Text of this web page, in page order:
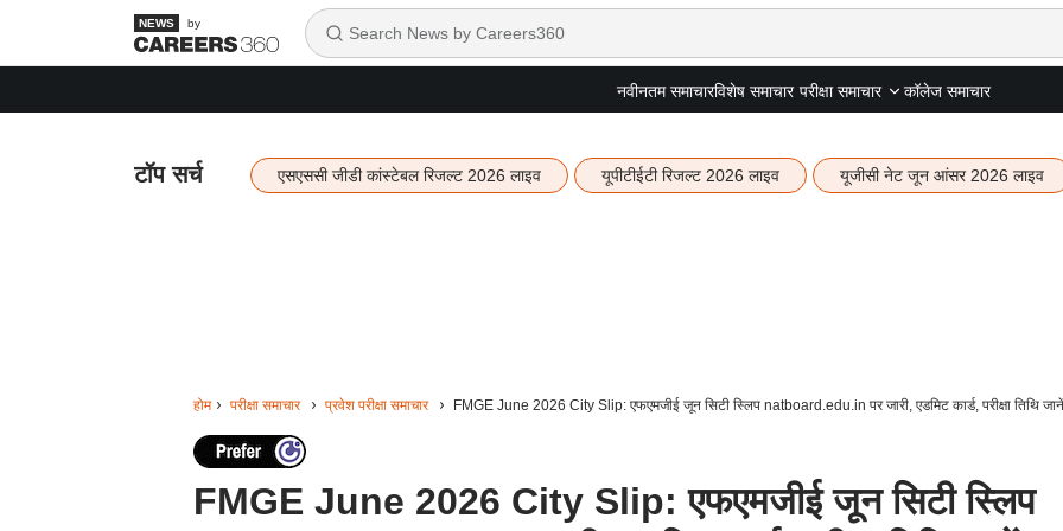
by
नवीनतम समाचारविशेष समाचार परीक्षा समाचार कॉलेज समाचार
टॉप सर्च एसएससी जीडी कांस्टेबल रिजल्ट 2026 लाइव यूपीटीईटी रिजल्ट 2026 लाइव यूजीसी नेट जून आंसर 2026 लाइव
होम परीक्षा समाचार प्रवेश परीक्षा समाचार FMGE June 2026 City Slip: एफएमजीई जून सिटी स्लिप natboard.edu.in पर जारी, एडमिट कार्ड, परीक्षा तिथि जानें
FMGE June 2026 City Slip: एफएमजीई जून सिटी स्लिप